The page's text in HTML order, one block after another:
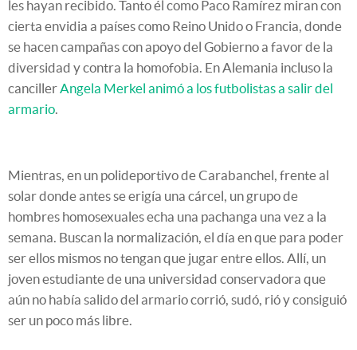
les hayan recibido. Tanto él como Paco Ramírez miran con
cierta envidia a países como Reino Unido o Francia, donde
se hacen campañas con apoyo del Gobierno a favor de la
diversidad y contra la homofobia. En Alemania incluso la
cancillerAngela Merkel animó a los futbolistas a salir del
armario.
Mientras, en un polideportivo de Carabanchel, frente al
solar donde antes se erigía una cárcel, un grupo de
hombres homosexuales echa una pachanga una vez a la
semana. Buscan la normalización, el día en que para poder
ser ellos mismos no tengan que jugar entre ellos. Allí, un
joven estudiante de una universidad conservadora que
aún no había salido del armario corrió, sudó, rió y consiguió
ser un poco más libre.